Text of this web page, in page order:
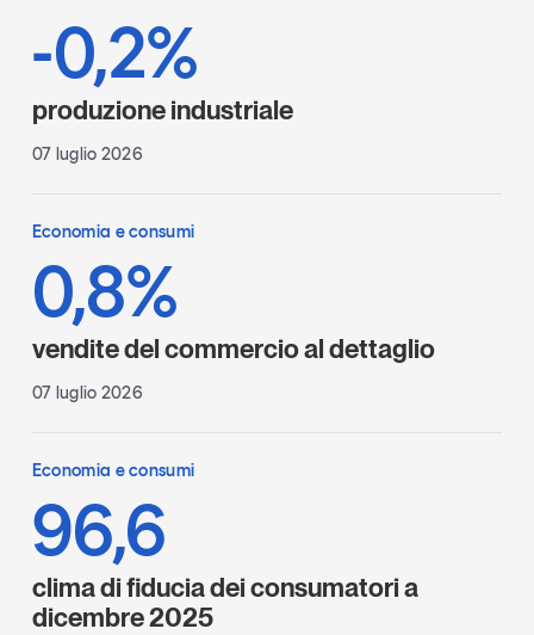
-0,2%
produzione industriale
07 luglio 2026
Economia e consumi
0,8%
vendite del commercio al dettaglio
07 luglio 2026
Economia e consumi
96,6
clima di fiducia dei consumatori a
dicembre 2025